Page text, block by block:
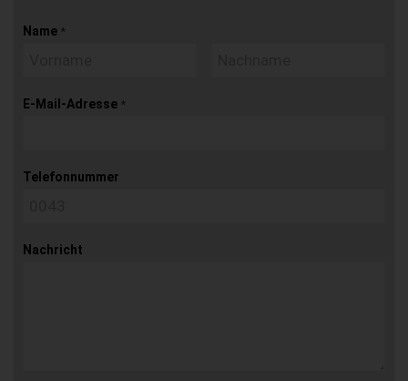
Name *
E-Mail-Adresse *
Telefonnummer
Nachricht